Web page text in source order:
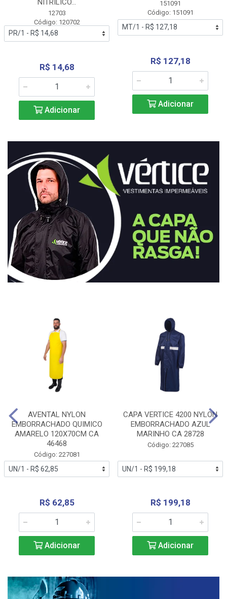
NITRÍLICO...
12703
Código: 120702
R$ 14,68
Adicionar
151091
Código: 151091
R$ 127,18
Adicionar
AVENTAL NYLON
EMBORRACHADO QUIMICO
AMARELO 120X70CM CA
46468
Código: 227081
R$ 62,85
Adicionar
CAPA VERTICE 4200 NYLON
EMBORRACHADO AZUL
MARINHO CA 28728
Código: 227085
R$ 199,18
Adicionar